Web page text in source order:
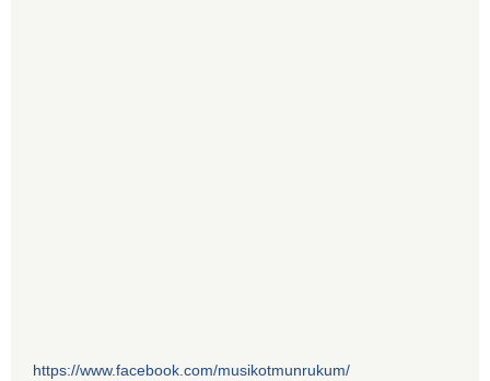
https://www.facebook.com/musikotmunrukum/